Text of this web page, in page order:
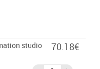
LEGO®, plastilina, papel
favoritas como
studio
70.18€